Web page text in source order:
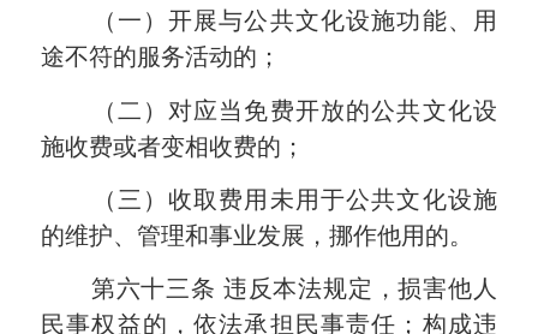
（一）开展与公共文化设施功能、用
途不符的服务活动的；
（二）对应当免费开放的公共文化设
施收费或者变相收费的；
（三）收取费用未用于公共文化设施
的维护、管理和事业发展，挪作他用的。
第六十三条 违反本法规定，损害他人
民事权益的，依法承担民事责任；构成违